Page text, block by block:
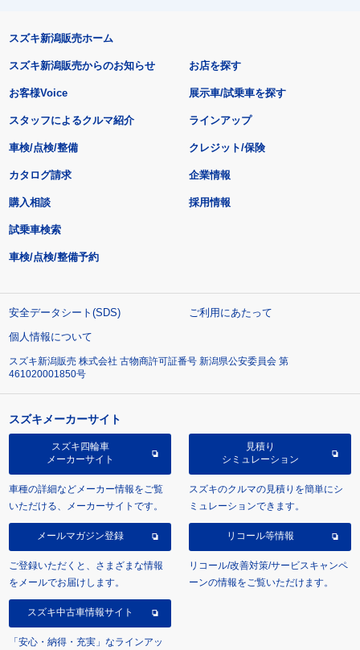
スズキ新潟販売ホーム
スズキ新潟販売からのお知らせ
お客様Voice
スタッフによるクルマ紹介
お店を探す
展示車/試乗車を探す
ラインアップ
車検/点検/整備 クレジット/保険
カタログ請求
購入相談
試乗車検索
車検/点検/整備予約
企業情報
採用情報
安全データシート(SDS)
ご利用にあたって
個人情報について
スズキ新潟販売 株式会社 古物商許可証番号 新潟県公安委員会 第
461020001850号
スズキメーカーサイト
スズキ四輪車
メーカーサイト
車種の詳細などメーカー情報をご覧
いただける、メーカーサイトです。
見積り
シミュレーション
スズキのクルマの見積りを簡単にシ
ミュレーションできます。
メールマガジン登録
ご登録いただくと、さまざまな情報
をメールでお届けします。
リコール等情報
リコール/改善対策/サービスキャンペ
ーンの情報をご覧いただけます。
スズキ中古車情報サイト
「安心・納得・充実」なラインアッ